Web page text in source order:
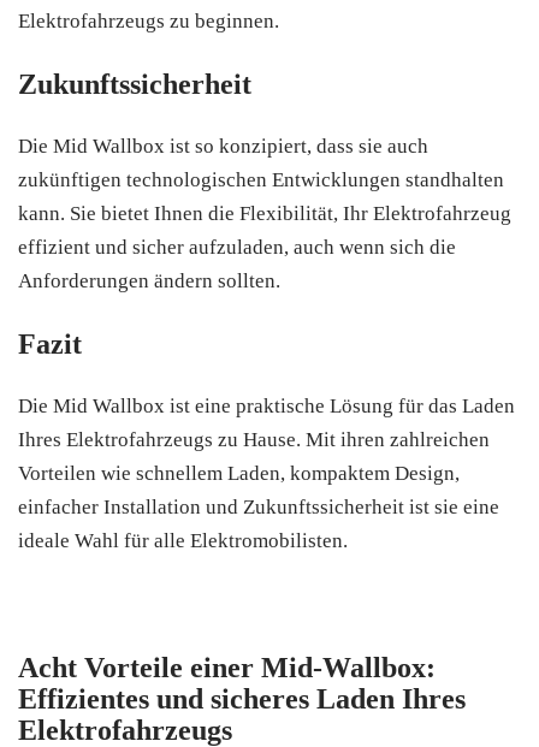
Elektrofahrzeugs zu beginnen.
Zukunftssicherheit
Die Mid Wallbox ist so konzipiert, dass sie auch
zukünftigen technologischen Entwicklungen standhalten
kann. Sie bietet Ihnen die Flexibilität, Ihr Elektrofahrzeug
effizient und sicher aufzuladen, auch wenn sich die
Anforderungen ändern sollten.
Fazit
Die Mid Wallbox ist eine praktische Lösung für das Laden
Ihres Elektrofahrzeugs zu Hause. Mit ihren zahlreichen
Vorteilen wie schnellem Laden, kompaktem Design,
einfacher Installation und Zukunftssicherheit ist sie eine
ideale Wahl für alle Elektromobilisten.
Acht Vorteile einer Mid-Wallbox:
Effizientes und sicheres Laden Ihres
Elektrofahrzeugs